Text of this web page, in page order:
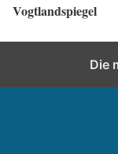
Vogtlandspiegel
Die